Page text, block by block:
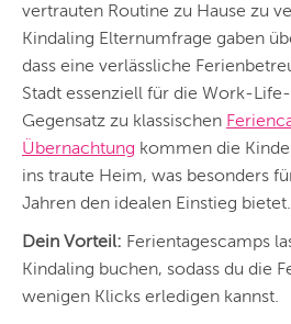
BERLIN
MÜNCHEN
FRANKFURT
KÖLN
DÜSSELDORF
vertrauten Routine zu Hause zu
Kindaling Elternumfrage gaben
dass eine verlässliche
Stadt essenziell für die Work-
Gegensatz zu klassischen
Übernachtung kommen die
ins traute Heim, was besonders
Jahren den idealen Einstieg bietet.
Dein Vorteil: Ferientagescamps
Kindaling buchen, sodass du die
wenigen Klicks erledigen kannst.